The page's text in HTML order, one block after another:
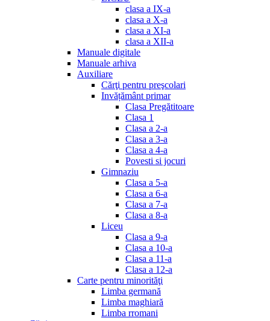
clasa a IX-a
clasa a X-a
clasa a XI-a
clasa a XII-a
Manuale digitale
Manuale arhiva
Auxiliare
Cărţi pentru preşcolari
Invățământ primar
Clasa Pregătitoare
Clasa 1
Clasa a 2-a
Clasa a 3-a
Clasa a 4-a
Povesti si jocuri
Gimnaziu
Clasa a 5-a
Clasa a 6-a
Clasa a 7-a
Clasa a 8-a
Liceu
Clasa a 9-a
Clasa a 10-a
Clasa a 11-a
Clasa a 12-a
Carte pentru minorităţi
Limba germană
Limba maghiară
Limba rromani